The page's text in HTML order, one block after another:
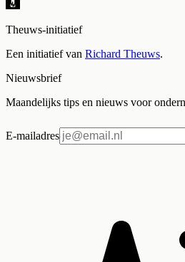
Theuws-initiatief
Een initiatief van Richard Theuws.
Nieuwsbrief
Maandelijks tips en nieuws voor
E-mailadres